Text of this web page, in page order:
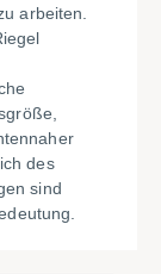
arbeiten.
des
sind